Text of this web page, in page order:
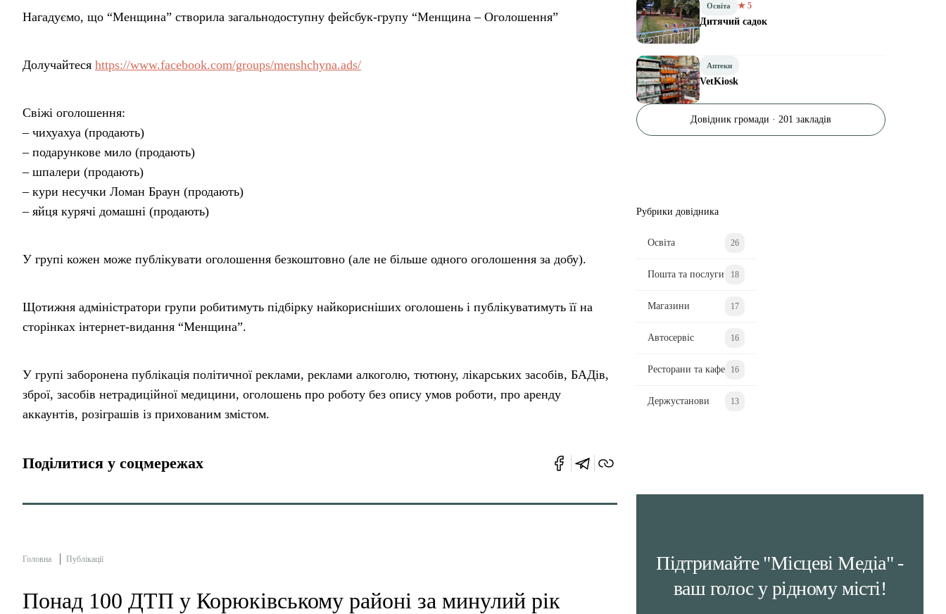
Нагадуємо, що “Менщина” створила загальнодоступну фейсбук-групу “Менщина – Оголошення”
Долучайтеся https://www.facebook.com/groups/menshchyna.ads/
Свіжі оголошення:
– чихуахуа (продають)
– подарункове мило (продають)
– шпалери (продають)
– кури несучки Ломан Браун (продають)
– яйця курячі домашні (продають)
У групі кожен може публікувати оголошення безкоштовно (але не більше одного оголошення за добу).
Щотижня адміністратори групи робитимуть підбірку найкорисніших оголошень і публікуватимуть її на
сторінках інтернет-видання “Менщина”.
У групі заборонена публікація політичної реклами, реклами алкоголю, тютюну, лікарських засобів, БАДів,
зброї, засобів нетрадиційної медицини, оголошень про роботу без опису умов роботи, про аренду
аккаунтів, розіграшів із прихованим змістом.
Поділитися у соцмережах
Головна Публікації
Понад 100 ДТП у Корюківському районі за минулий рік
Освіта ★ 5
Дитячий садок
Аптеки
VetKiosk
Довідник громади · 201 закладів
Рубрики довідника
Освіта 26
Пошта та послуги 18
Магазини 17
Автосервіс 16
Ресторани та кафе 16
Держустанови 13
Підтримайте "Місцеві Медіа" -
ваш голос у рідному місті!